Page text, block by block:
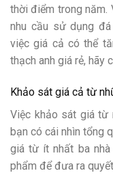
thời điểm trong năm.
nhu cầu sử dụng
việc giá cả có thể
thạch anh giá rẻ, hãy
Khảo sát giá cả từ
Việc khảo sát giá từ
bạn có cái nhìn tổng
giá từ ít nhất ba
phẩm để đưa ra